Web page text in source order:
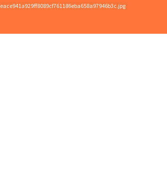
eace941a929ff8089cf761186eba658a97946b3c.jpg